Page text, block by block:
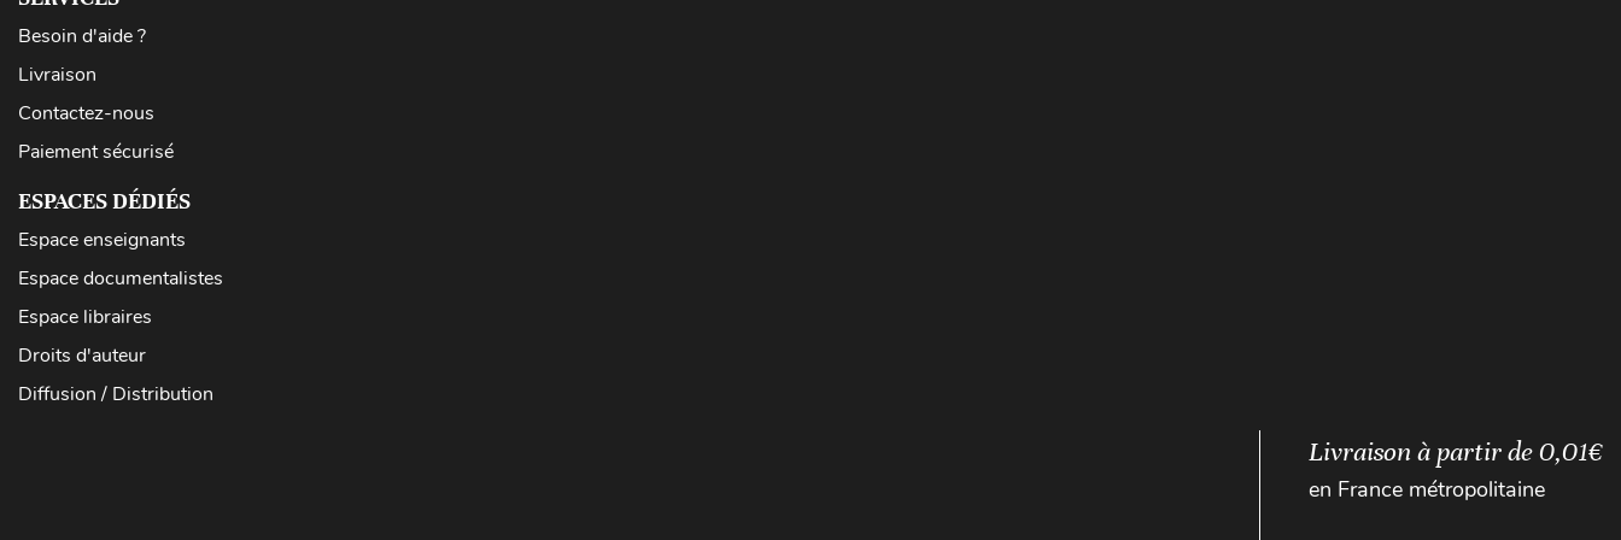
Besoin d'aide ?
Livraison
Contactez-nous
Paiement sécurisé
ESPACES DÉDIÉS
Espace enseignants
Espace documentalistes
Espace libraires
Droits d'auteur
Diffusion / Distribution
Livraison à partir de 0,01€
en France métropolitaine